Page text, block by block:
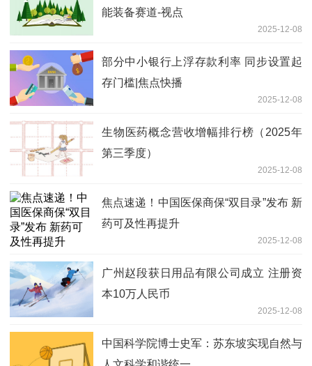
能装备赛道-视点
2025-12-08
部分中小银行上浮存款利率 同步设置起
存门槛|焦点快播
2025-12-08
生物医药概念营收增幅排行榜（2025年
第三季度）
2025-12-08
焦点速递！中国医保商保“双目录”发布 新
药可及性再提升
2025-12-08
广州赵段获日用品有限公司成立 注册资
本10万人民币
2025-12-08
中国科学院博士史军：苏东坡实现自然与